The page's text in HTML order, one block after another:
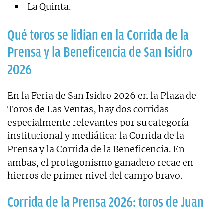
La Quinta.
Qué toros se lidian en la Corrida de la
Prensa y la Beneficencia de San Isidro
2026
En la Feria de San Isidro 2026 en la Plaza de
Toros de Las Ventas, hay dos corridas
especialmente relevantes por su categoría
institucional y mediática: la Corrida de la
Prensa y la Corrida de la Beneficencia. En
ambas, el protagonismo ganadero recae en
hierros de primer nivel del campo bravo.
Corrida de la Prensa 2026: toros de Juan